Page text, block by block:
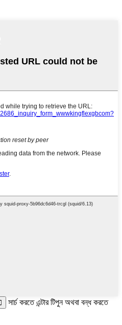
সার্চ করতে এন্টার টিপুন অথবা বন্ধ করতে